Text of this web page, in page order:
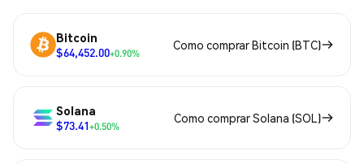
Bitcoin
$64,452.00+0.90%
Como comprar Bitcoin (BTC)
Solana
$73.41+0.50%
Como comprar Solana (SOL)